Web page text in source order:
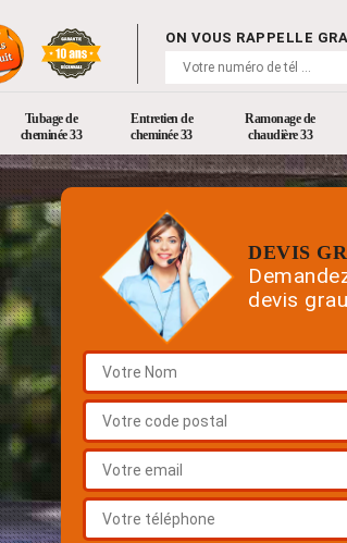
ON VOUS RAPPELLE
Tubage de
cheminée 33
Entretien de
cheminée 33
Ramonage de
chaudière 33
DEVIS
devis